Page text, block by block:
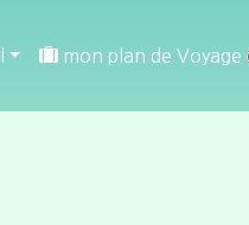
mon plan de Voyage